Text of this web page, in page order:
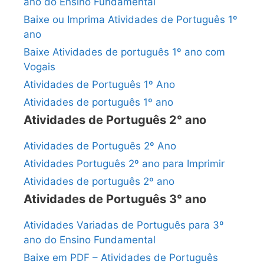
Baixe ou Imprima Atividades de Português 1º
ano
Baixe Atividades de português 1º ano com
Vogais
Atividades de Português 1º Ano
Atividades de português 1º ano
Atividades de Português 2° ano
Atividades de Português 2º Ano
Atividades Português 2º ano para Imprimir
Atividades de português 2º ano
Atividades de Português 3° ano
Atividades Variadas de Português para 3º
ano do Ensino Fundamental
Baixe em PDF – Atividades de Português